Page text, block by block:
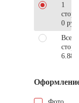
1
0 руб.
Все